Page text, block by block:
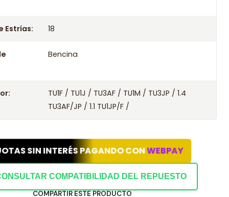
Estrías: 18
Bencina
TU1F / TU1J / TU3AF / TU1M / TU3JP / 1.4
TU3AF/JP / 1.1 TU1JP/F /
SIN INTERÉS PAGANDO CONWEBPAY
COMPATIBILIDAD DEL REPUESTO
COMPARTIR ESTE PRODUCTO